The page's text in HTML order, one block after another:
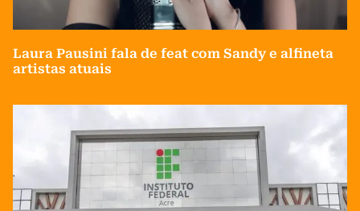
Laura Pausini fala de feat com Sandy e alfineta
artistas atuais